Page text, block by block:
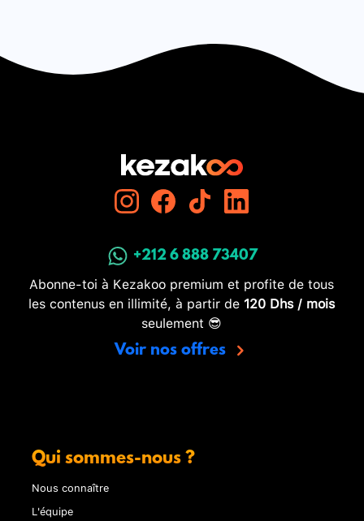
+212 6 888 73407
Abonne-toi à Kezakoo premium et profite de tous
les contenus en illimité, à partir de 120 Dhs / mois
seulement 😎
Voir nos offres
Qui sommes-nous ?
Nous connaître
L'équipe